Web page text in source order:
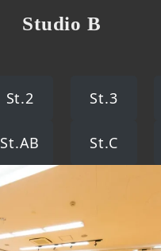
Studio B
St.2 St.3
St.AB St.C